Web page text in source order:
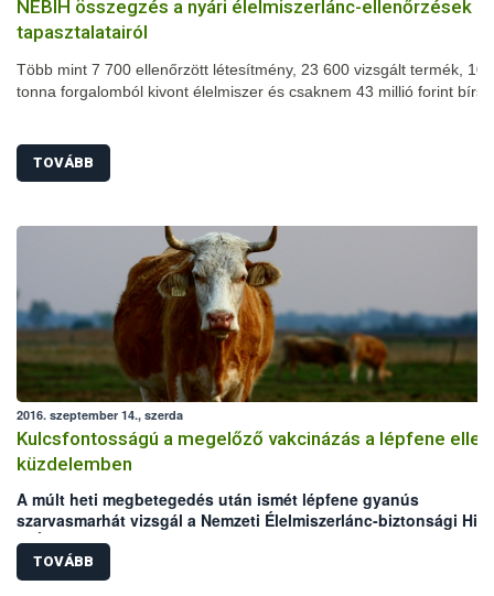
NÉBIH összegzés a nyári élelmiszerlánc-ellenőrzések
tapasztalatairól
Több mint 7 700 ellenőrzött létesítmény, 23 600 vizsgált termék, 102
tonna forgalomból kivont élelmiszer és csaknem 43 millió forint
javulást tapasztaltak a szakemberek: jelentősen csökkent például a
higiéniai hiányosságok és a fogyasztásra alkalmatlan termékek
TOVÁBB
2016. szeptember 14., szerda
Kulcsfontosságú a megelőző vakcinázás a lépfene elleni
küzdelemben
A múlt heti megbetegedés után ismét lépfene gyanús
szarvasmarhát vizsgál a Nemzeti Élelmiszerlánc-biztonsági
(NÉBIH) laboratóriuma. Mindkét eset Békés megyei, legelőn
szarvasmarha állományokat érint. Bár az elmúlt években
állategészségügyi intézkedéseknek köszönhetően
TOVÁBB